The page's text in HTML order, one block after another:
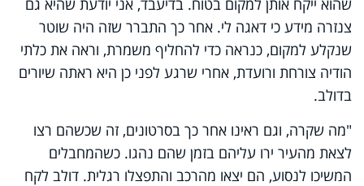
שהוא ייקח אותן למקום בטוח. בדיעבד, אני יודעת שהיא גם
צנזרה מידע כי דאגה לי. אחר כך התברר שזה היה שוטר
שנקלע למקום, כנראה כדי להחליף משמרת, וראה את כלתי
הודיה צורחת ורועדת, אחרי שרגע לפני כן היא ראתה שיורים
בדולב.
"מה שקרה, וגם ראינו אחר כך בסרטונים, זה שכשהם רצו
לצאת מהעיר ירו עליהם בזמן שהם נהגו. כשהמחבלים
המשיכו לנסוע, הם יצאו מהרכב והתפצלו רגלית. דולב לקח